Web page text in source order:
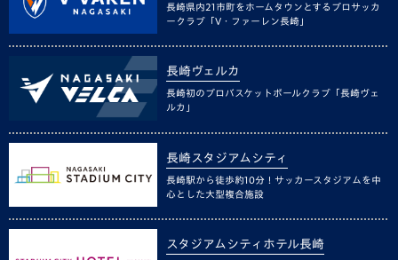
長崎県内21市町をホームタウンとするプロサッカ
ークラブ「V・ファーレン長崎」
長崎ヴェルカ
長崎初のプロバスケットボールクラブ「長崎ヴェ
ルカ」
長崎スタジアムシティ
長崎駅から徒歩約10分！サッカースタジアムを中
心とした大型複合施設
スタジアムシティホテル長崎